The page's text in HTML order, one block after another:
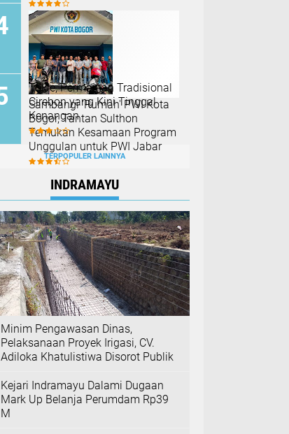
Sambangi 'Rumah' PWI Kota
Bogor, Tantan Sulthon
Temukan Kesamaan Program
Unggulan untuk PWI Jabar
Tokle, Permainan Tradisional
Cirebon yang Kini Tinggal
Kenangan
TERPOPULER LAINNYA
INDRAMAYU
Minim Pengawasan Dinas,
Pelaksanaan Proyek Irigasi, CV.
Adiloka Khatulistiwa Disorot Publik
Kejari Indramayu Dalami Dugaan
Mark Up Belanja Perumdam Rp39
M